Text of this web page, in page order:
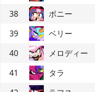
38
ボニー
39
ベリー
40
メロディー
41
タラ